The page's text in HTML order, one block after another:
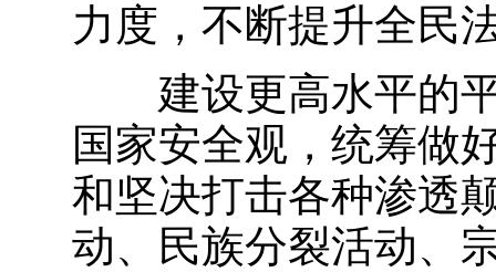
力度，不断提升全民
建设更高水平的
国家安全观，统筹做
和坚决打击各种渗透
动、民族分裂活动、